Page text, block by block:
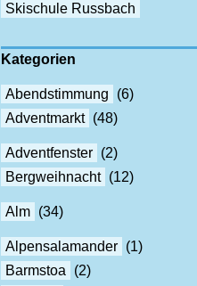
Skischule Russbach
Kategorien
Abendstimmung
(6)
Adventmarkt (48)
Adventfenster (2)
Bergweihnacht (12)
Alm (34)
Alpensalamander (1)
Barmstoa
(2)